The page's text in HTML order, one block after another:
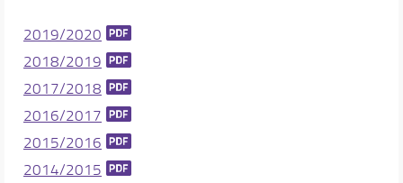
Docenti
Orario e calendari
2019/2020
2018/2019
2017/2018
2016/2017
2015/2016
2014/2015